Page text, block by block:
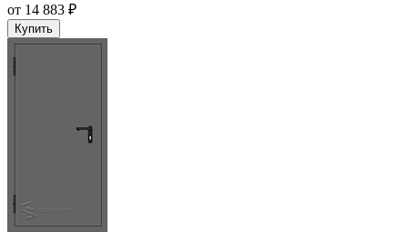
от 14 883 ₽
Купить